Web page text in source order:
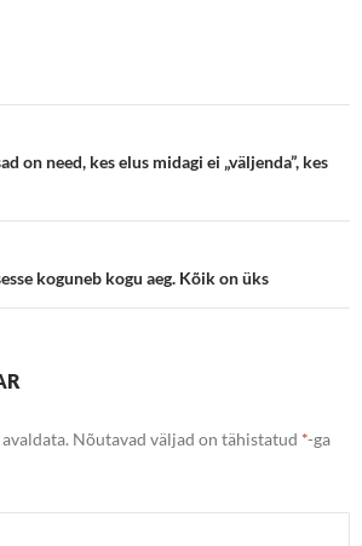
on need, kes elus midagi ei „väljenda”, kes
koguneb kogu aeg. Kõik on üks
Nõutavad väljad on tähistatud *-ga